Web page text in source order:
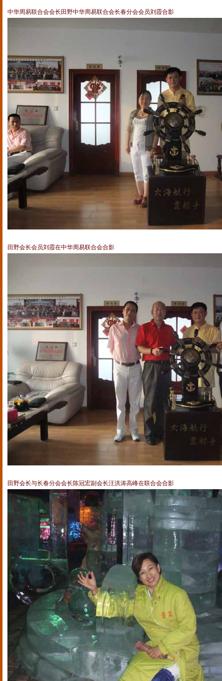
中华周易联合会会长田野中华周易联合会长春分会会员刘霞合影
田野会长会员刘霞在中华周易联合会合影
田野会长与长春分会会长陈冠宏副会长汪洪涛高峰在联合会合影